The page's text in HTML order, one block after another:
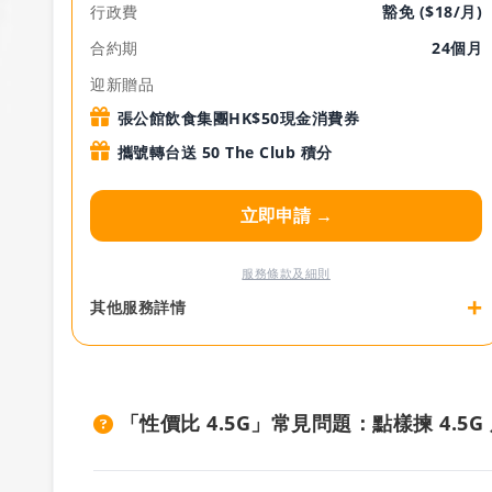
行政費
豁免 ($18/月)
合約期
24個月
迎新贈品
張公館飲食集團HK$50現金消費券
攜號轉台送 50 The Club 積分
立即申請 →
服務條款及細則
其他服務詳情 +
「性價比 4.5G」常見問題：點樣揀 4.5G